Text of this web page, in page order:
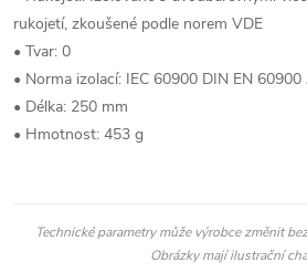
rukojetí, zkoušené podle norem VDE
• Tvar: 0
• Norma izolací: IEC 60900 DIN EN
• Délka: 250 mm
• Hmotnost: 453 g
Technické parametry může výrobce změnit
Obrázky mají ilustrační